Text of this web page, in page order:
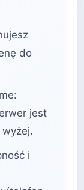
do
jest
i